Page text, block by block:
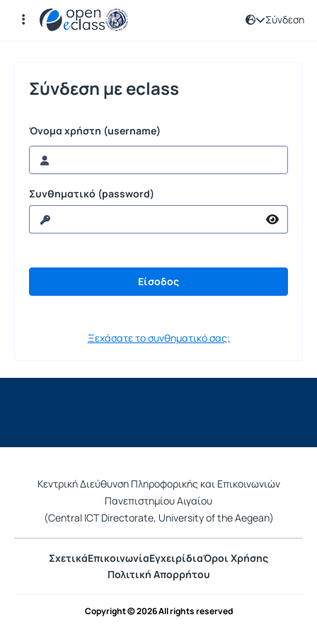
Σύνδεση
Σύνδεση
Σύνδεση με eclass
Όνομα χρήστη (username)
Συνθηματικό (password)
Ξεχάσατε το συνθηματικό σας;
Κεντρική Διεύθυνση Πληροφορικής και Επικοινωνιών
Πανεπιστημίου Αιγαίου
(Central ICT Directorate, University of the Aegean)
ΣχετικάΕπικοινωνίαΕγχειρίδιαΌροι Χρήσης
Πολιτική Απορρήτου
Copyright © 2026 All rights reserved